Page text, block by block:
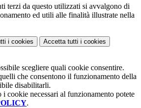
terzi da questo utilizzati si avvalgono di
ed utili alle finalità illustrate nella
i cookies Accetta tutti i cookies
scegliere quali cookie consentire.
che consentono il funzionamento della
disabilitarli.
i cookie necessari al funzionamento potete
.